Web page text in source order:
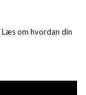
Læs om hvordan din